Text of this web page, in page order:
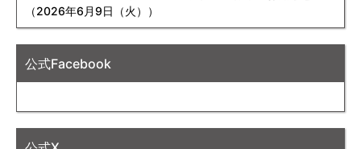
（2026年6月9日（火））
公式Facebook